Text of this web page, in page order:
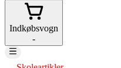
Indkøbsvogn
-